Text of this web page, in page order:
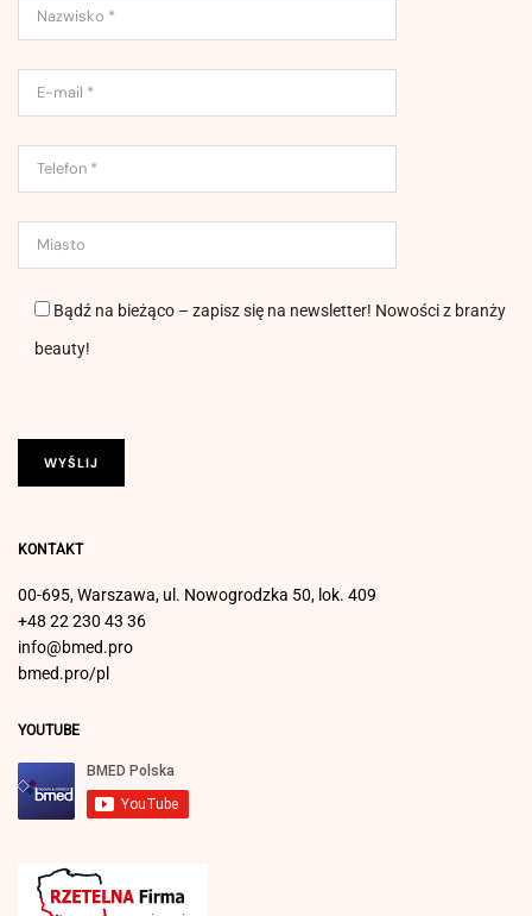
Bądź na bieżąco – zapisz się na newsletter! Nowości z branży
beauty!
KONTAKT
00-695, Warszawa, ul. Nowogrodzka 50, lok. 409
+48 22 230 43 36
info@bmed.pro
bmed.pro/pl
YOUTUBE